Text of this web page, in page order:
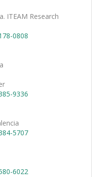
ITEAM Research
0808
9336
5707
6022